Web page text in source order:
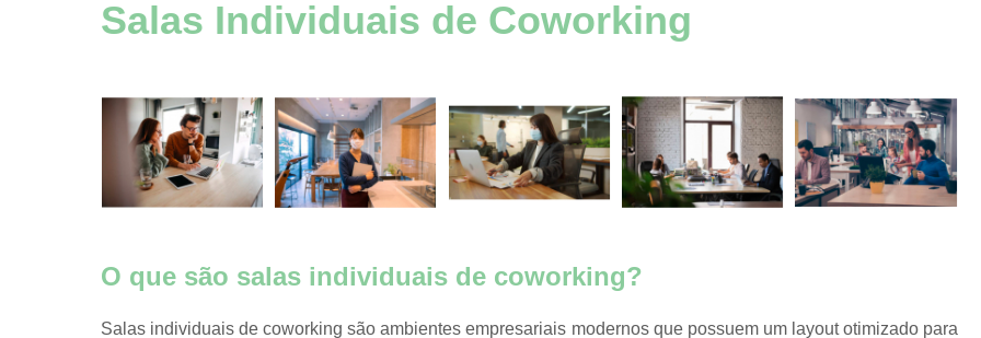
Aluguel espaços
comerciais
Aluguel espaços
comerciais
Aluguel espaços
comerciais
Aluguel espaços
Aluguel de Escritório por Hora
Aluguel de Escritórios
Aluguel de Salsa para Escritório
Aluguel Escritórios
Aluguel de Espaço para Reunião
Salas Individuais de Coworking
O que são salas individuais de coworking?
Salas individuais de coworking são ambientes empresariais modernos que possuem um layout otimizado para